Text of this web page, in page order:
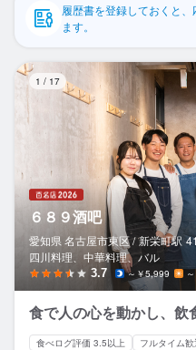
履歴書を登録しておくと
ます。
1 / 17
６８９酒吧
愛知県 名古屋市東区 / 新栄町駅
四川料理、中華料理、バル
3.7 ～￥5,999
食で人の心を動かし、飲
食べログ評価 3.5以上 フルタイム歓